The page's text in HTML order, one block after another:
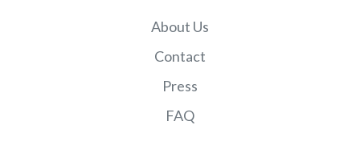
About Us
Contact
Press
FAQ